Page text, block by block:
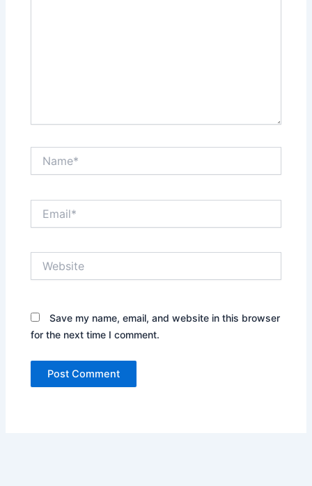
Save my name, email, and website in this browser
for the next time I comment.